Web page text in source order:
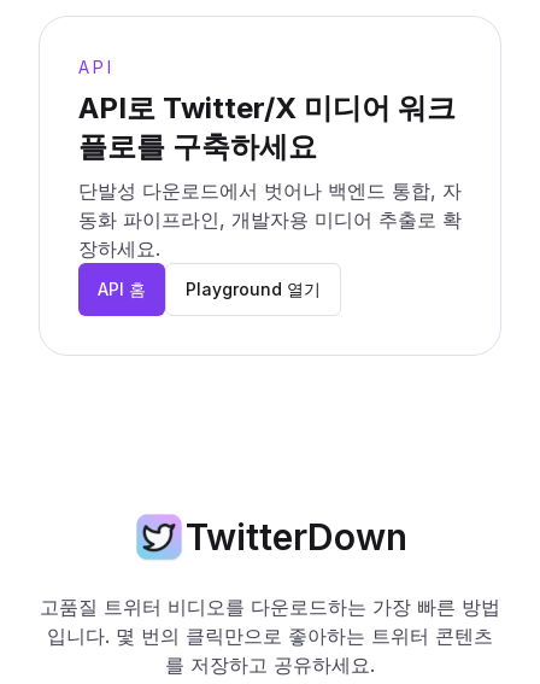
API
API로 Twitter/X 미디어 워크
플로를 구축하세요
단발성 다운로드에서 벗어나 백엔드 통합, 자
동화 파이프라인, 개발자용 미디어 추출로 확
장하세요.
API 홈 Playground 열기
TwitterDown
고품질 트위터 비디오를 다운로드하는 가장 빠른 방법
입니다. 몇 번의 클릭만으로 좋아하는 트위터 콘텐츠
를 저장하고 공유하세요.